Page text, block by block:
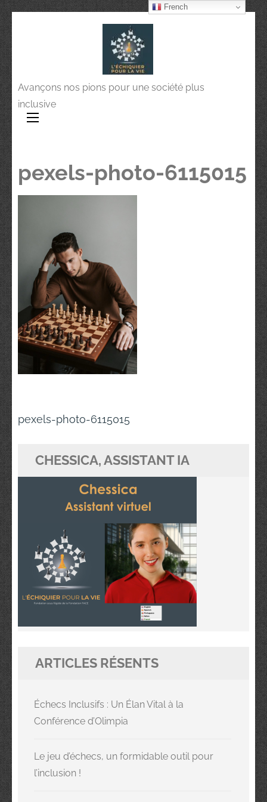
Avançons nos pions pour une société plus
inclusive
pexels-photo-6115015
Navigation
l’article
pexels-photo-6115015
CHESSICA, ASSISTANT IA
ARTICLES RÉSENTS
Échecs Inclusifs : Un Élan Vital à la
Conférence d’Olimpia
Le jeu d’échecs, un formidable outil pour
l’inclusion !
French